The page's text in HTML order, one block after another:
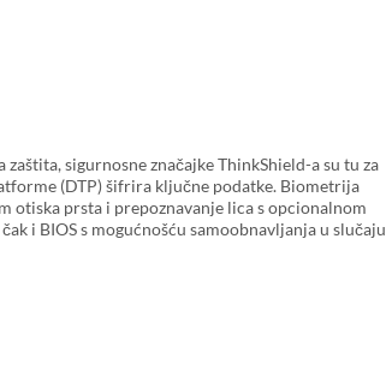
sigurnosne značajke ThinkShield-a su tu za
(DTP) šifrira ključne podatke. Biometrija
otiska prsta i prepoznavanje lica s opcionalnom
i BIOS s mogućnošću samoobnavljanja u slučaju